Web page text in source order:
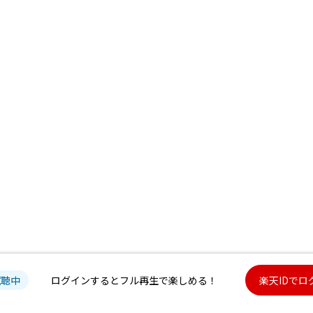
中 ログインするとフル再生で楽しめる！ 楽天IDでロ